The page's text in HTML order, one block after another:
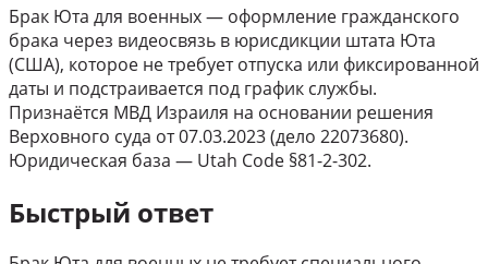
Брак Юта для военных — оформление гражданского
брака через видеосвязь в юрисдикции штата Юта
(США), которое не требует отпуска или фиксированной
даты и подстраивается под график службы.
Признаётся МВД Израиля на основании решения
Верховного суда от 07.03.2023 (дело 22073680).
Юридическая база — Utah Code §81-2-302.
Быстрый ответ